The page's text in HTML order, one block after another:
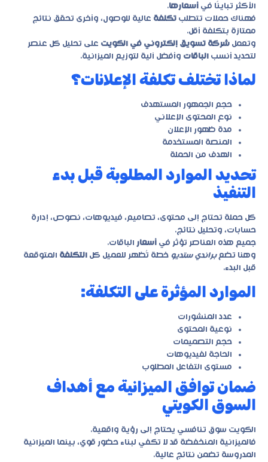
الأكثر تباينًا في أسعارها.
فهناك حملات تتطلب تكلفة عالية للوصول، وأخرى تحقق نتائج
ممتازة بتكلفة أقل.
وتعمل شركة تسويق إلكتروني في الكويت على تحليل كل عنصر
لتحديد أنسب الباقات وأفضل آلية لتوزيع الميزانية.
لماذا تختلف تكلفة الإعلانات؟
حجم الجمهور المستهدف
نوع المحتوى الإعلاني
مدة ظهور الإعلان
المنصة المستخدمة
الهدف من الحملة
تحديد الموارد المطلوبة قبل بدء
التنفيذ
كل حملة تحتاج إلى محتوى، تصاميم، فيديوهات، نصوص، إدارة
حسابات، وتحليل نتائج.
جميع هذه العناصر تؤثر في أسعار الباقات.
وهنا تضعبراندي ستديو خطة تُظهر للعميل كل التكلفة المتوقعة
قبل البدء.
الموارد المؤثرة على التكلفة:
عدد المنشورات
نوعية المحتوى
حجم التصميمات
الحاجة لفيديوهات
مستوى التفاعل المطلوب
ضمان توافق الميزانية مع أهداف
السوق الكويتي
الكويت سوق تنافسي يحتاج إلى رؤية واقعية.
فالميزانية المنخفضة قد لا تكفي لبناء حضور قوي، بينما الميزانية
المدروسة تضمن نتائج عالية.